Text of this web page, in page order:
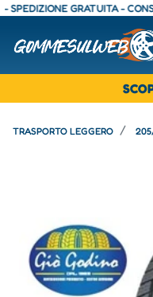
GRATUITA -
TRASPORTO LEGGERO